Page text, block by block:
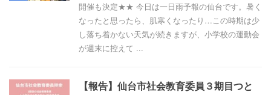
開催も決定★★ 今日は一日雨予報の仙台です。暑く
なったと思ったら、肌寒くなったり…この時期は少
し落ち着かない天気が続きますが、小学校の運動会
が週末に控えて ...
【報告】仙台市社会教育委員３期目つと